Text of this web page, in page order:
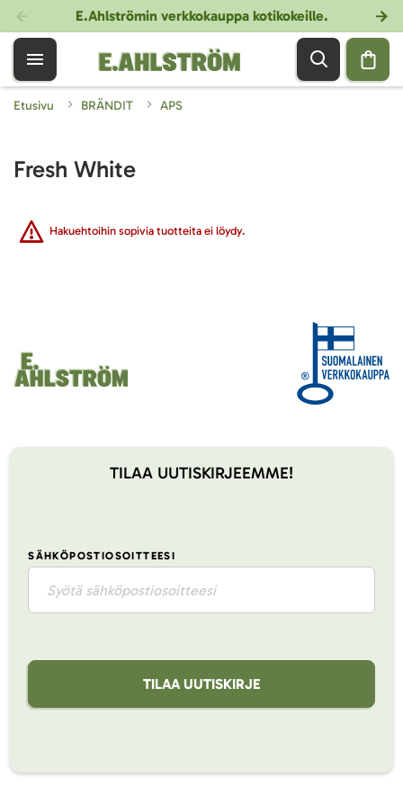
E.Ahlströmin verkkokauppa kotikokeille.
Etusivu BRÄNDIT APS
Fresh White
Hakuehtoihin sopivia tuotteita ei löydy.
TILAA UUTISKIRJEEMME!
SÄHKÖPOSTIOSOITTEESI
TILAA UUTISKIRJE